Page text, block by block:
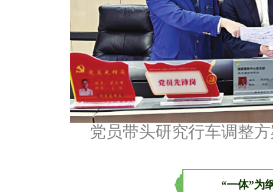
党员带头研究行车调整
“一体”为